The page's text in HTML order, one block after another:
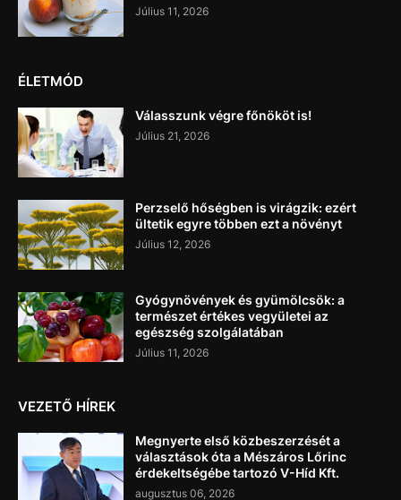
Július 11, 2026
ÉLETMÓD
Válasszunk végre főnököt is!
Július 21, 2026
Perzselő hőségben is virágzik: ezért
ültetik egyre többen ezt a növényt
Július 12, 2026
Gyógynövények és gyümölcsök: a
természet értékes vegyületei az
egészség szolgálatában
Július 11, 2026
VEZETŐ HÍREK
Megnyerte első közbeszerzését a
választások óta a Mészáros Lőrinc
érdekeltségébe tartozó V-Híd Kft.
augusztus 06, 2026